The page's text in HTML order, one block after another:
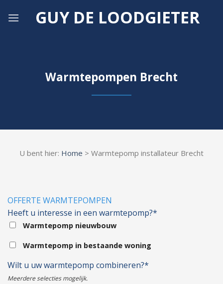
GUY DE LOODGIETER
Warmtepompen Brecht
U bent hier: Home > Warmtepomp installateur Brecht
OFFERTE WARMTEPOMPEN
Heeft u interesse in een warmtepomp?*
Warmtepomp nieuwbouw
Warmtepomp in bestaande woning
Wilt u uw warmtepomp combineren?*
Meerdere selecties mogelijk.